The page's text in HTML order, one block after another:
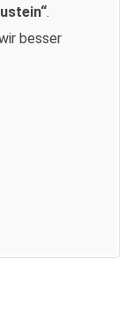
.
besser